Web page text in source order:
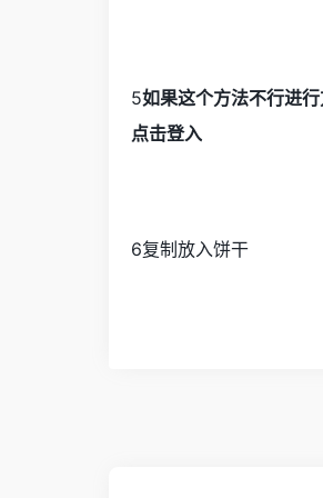
5如果这个方法不行进
点击登入
6复制放入饼干